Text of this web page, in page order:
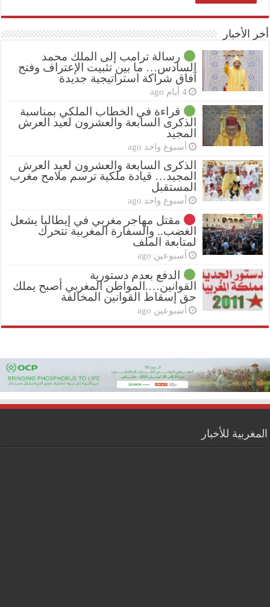
أخر الأخبار
رسالة ترامب إلى الملك محمد
السادس… ما بين تثبيت الإعتراف وفتح
آفاق شراكة استراتيجية جديدة
4 أيام ago
قراءة في الخطاب الملكي بمناسبة
الذكرى السابعة والعشرون لعيد العرش
المجيد
أسبوع واحد ago
الذكرى السابعة والعشرون لعيد العرش
المجيد… قيادة ملكية ترسم ملامح مغرب
المستقبل
أسبوع واحد ago
مقتل مهاجر مغربي في إيطاليا يشعل
الغضب.. والسفارة المغربية تتحرك
لمتابعة الملف
أسبوعين ago
الدفع بعدم دستورية
القوانين….المواطن المغربي أصبح يملك
حق إسقاط القوانين المخالفة
أسبوعين ago
المغربية للأخبار